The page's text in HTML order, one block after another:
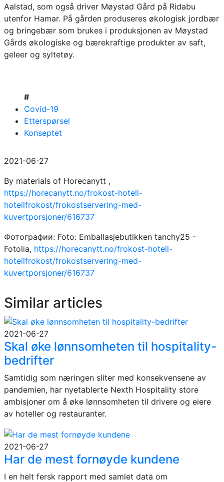
Aalstad, som også driver Møystad Gård på Ridabu
utenfor Hamar. På gården produseres økologisk jordbær
og bringebær som brukes i produksjonen av Møystad
Gårds økologiske og bærekraftige produkter av saft,
geleer og syltetøy.
#
Covid-19
Etterspørsel
Konseptet
2021-06-27
By materials of Horecanytt ,
https://horecanytt.no/frokost-hotell-
hotellfrokost/frokostservering-med-
kuvertporsjoner/616737
Фотографии: Foto: Emballasjebutikken tanchy25 -
Fotolia, https://horecanytt.no/frokost-hotell-
hotellfrokost/frokostservering-med-
kuvertporsjoner/616737
Similar articles
2021-06-27
Skal øke lønnsomheten til hospitality-
bedrifter
Samtidig som næringen sliter med konsekvensene av
pandemien, har nyetablerte Nexth Hospitality store
ambisjoner om å øke lønnsomheten til drivere og eiere
av hoteller og restauranter.
2021-06-27
Har de mest fornøyde kundene
I en helt fersk rapport med samlet data om